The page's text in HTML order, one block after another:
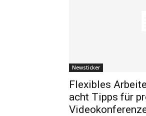
Newsticker
Flexibles
acht Tipps für